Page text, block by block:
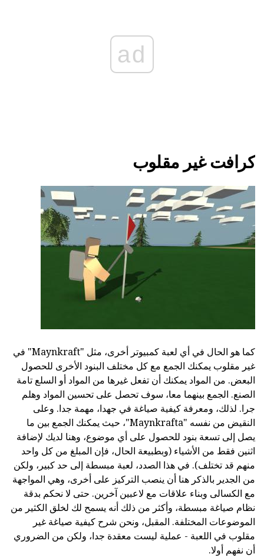
ad
كرافت غير مقلوب
كما هو الحال في أي لعبة كمبيوتر أخرى، مثل "Maynkraft" في
غير مقلوب يمكنك الجمع مع كل مختلف البنود الأخرى للحصول
البعض. من المواد يمكنك أن تفعل غيرها من المواد أو السلع تامة
الصنع. الجمع بينهما معا، سوف تحصل على تحسين المواد وهلم
جرا. لذلك، ومعرفة كيفية صياغة في جهدا، مهمة جدا. وعلى
النقيض من نفسه "Maynkrafta"، حيث يمكنك الجمع بين ما
يصل إلى تسعة بنود للحصول على أي موضوع، وهنا لديك لإضافة
اثنين فقط من الأشياء (وبطبيعة الحال، فإن المبلغ من كل واحد
منهم قد تختلف). في هذا الصدد، لعبة مبسطة إلى حد كبير، ولكن
من الجدير بالذكر هنا أن ينصب التركيز على أخرى، وهي المواجهة
مع الكسالى وبناء علاقات مع لاعبين آخرين. حتى لا نحكم بدقة
نظام صياغة مبسطة، وأكثر من ذلك أنه يسمح لك لخلق الكثير من
الموضوعات المختلفة. المقبل، ونحن شرح كيفية صياغة غير
مقلوب في اللعبة - عملية ليست معقدة جدا، ولكن من الضروري
أن نفهم أولا.